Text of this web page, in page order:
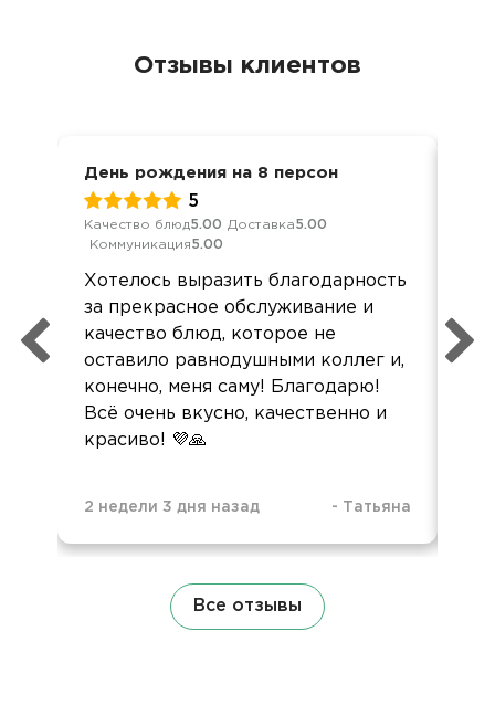
Отзывы клиентов
День рождения на 8 персон
5
Качество блюд5.00 Доставка5.00
Коммуникация5.00
Хотелось выразить благодарность
за прекрасное обслуживание и
качество блюд, которое не
оставило равнодушными коллег и,
конечно, меня саму! Благодарю!
Всё очень вкусно, качественно и
красиво! 💜🙏
2 недели 3 дня назад - Татьяна
Все отзывы